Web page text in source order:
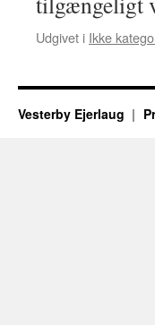
Udgivet i Ikke
Vesterby Ejerlaug